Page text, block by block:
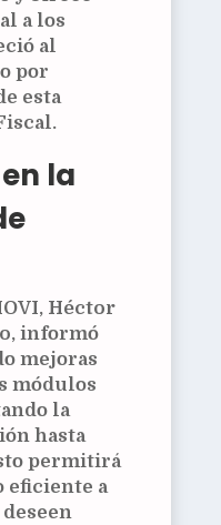
a los
al
por
esta
la
Héctor
, informó
mejoras
módulos
la
hasta
permitirá
a